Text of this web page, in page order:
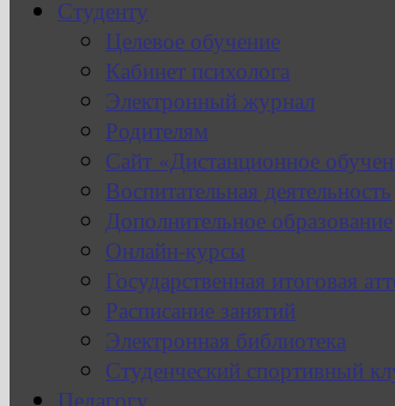
Студенту
Целевое обучение
Кабинет психолога
Электронный журнал
Родителям
Сайт «Дистанционное
Воспитательная деятельность
Дополнительное образование
Онлайн-курсы
Государственная итоговая
Расписание занятий
Электронная библиотека
Студенческий спортивный
Педагогу